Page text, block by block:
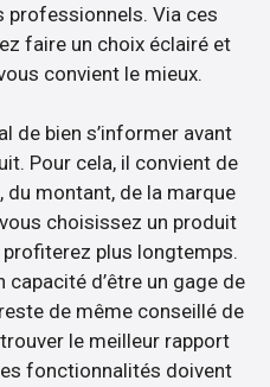
professionnels. Via ces
faire un choix éclairé et
convient le mieux.
de bien s’informer avant
Pour cela, il convient de
montant, de la marque
choisissez un produit
plus longtemps.
capacité d’être un gage de
de même conseillé de
le meilleur rapport
fonctionnalités doivent